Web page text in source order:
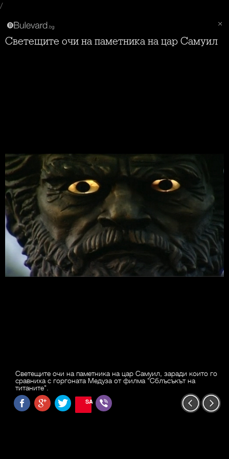
/
Светещите очи на паметника на цар Самуил
Светещите очи на паметника на цар Самуил, заради които го
сравниха с горгоната Медуза от филма "Сблъсъкът на
титаните".
SAVE